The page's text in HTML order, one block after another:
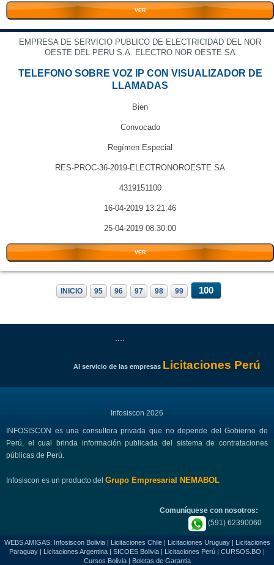
VER
EMPRESA DE SERVICIO PUBLICO DE ELECTRICIDAD DEL NOR
OESTE DEL PERU S.A. ELECTRO NOR OESTE SA
TELEFONO SOBRE VOZ IP CON VISUALIZADOR DE
LLAMADAS
Bien
Convocado
Regímen Especial
RES-PROC-36-2019-ELECTRONOROESTE SA
4319151100
16-04-2019 13:21:46
25-04-2019 08:30:00
VER
INICIO 95 96 97 98 99 100
Al servicio de las empresas Licitaciones Perú
Infosiscon 2026
INFOSISCON es una consultora privada que no depende del Gobierno de
Perú, el cual brinda información publicada del sistema de contrataciones
públicas de Perú.
Infosiscon es un producto del Grupo Empresarial NEMABOL
Comuníquese con nosotros:
(591) 62390060
WEBS AMIGAS: Infosiscon Bolivia| Licitaciones Chile| Licitaciones Uruguay| Licitaciones
Paraguay | Licitaciones Argentina | SICOES Bolivia | Licitaciones Perú | CURSOS.BO |
Cursos Bolivia| Boletas de Garantia